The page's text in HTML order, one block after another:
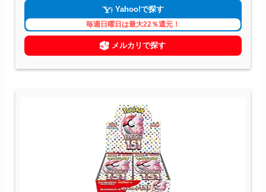
Yahoo!で探す
毎週日曜日は最大22％還元！
メルカリで探す